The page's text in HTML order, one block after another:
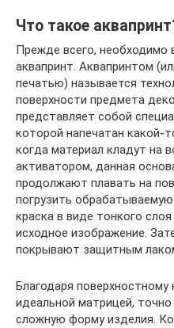
Что такое
Прежде всего, необходимо
аквапринт. Аквапринтом
печатью) называется
поверхности предмета
представляет собой
которой напечатан какой-
когда материал кладут на
активатором, данная
продолжают плавать на
погрузить
краска в виде тонкого
исходное изображение.
покрывают защитным
Благодаря
идеальной матрицей,
сложную форму изделия.